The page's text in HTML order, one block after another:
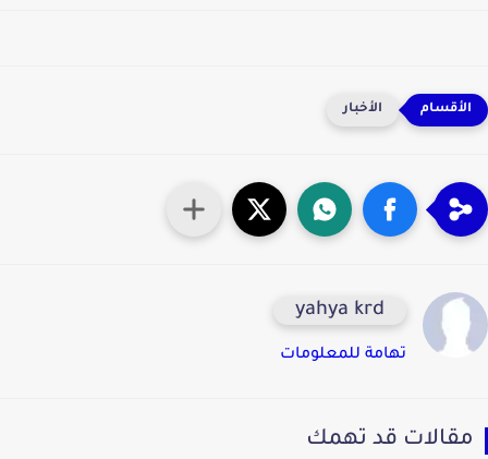
الأخبار
yahya krd
تهامة للمعلومات
قد تهمك